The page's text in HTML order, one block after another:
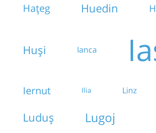
Hațeg Huedin
Huși Ianca
Iernut Ilia Linz
Luduș Lugoj